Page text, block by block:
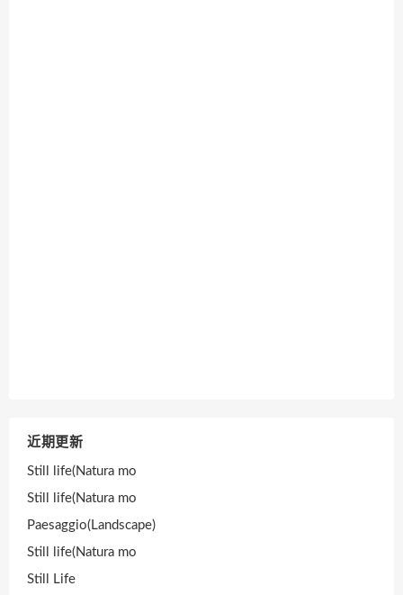
近期更新
Still life(Natura mo
Still life(Natura mo
Paesaggio(Landscape)
Still life(Natura mo
Still Life